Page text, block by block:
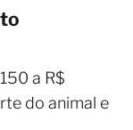
a R$
do animal e